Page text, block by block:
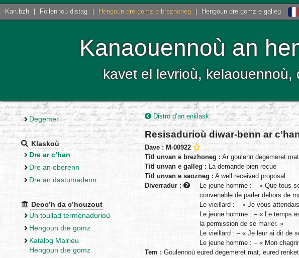
Kan.bzh Follennoù distag Hengoun dre gomz e brezhoneg Hengoun dre gomz e galleg
Kanaouennoù an
kavet el levrioù,
Degemer
Klaskoù
Dre ar c’han
Dre an oberenn
Dre an dastumadenn
Deoc’h da c’houzout
Un toullad termenadurioù
Hengoun dre gomz
Katalog Malrieu
Hengoun dre gomz
Distro d’an enklask
Resisadurioù diwar-benn ar
Dave : M-00922
Titl unvan e brezhoneg : Ar goulenn degemeret mat
Titl unvan e galleg : La demande bien reçue
Titl unvan e saozneg : A well received proposal
Diverradur :
Le jeune homme : – « Que tous
convenable de parler dehors de
Le vieillard : – « Je vous
Le jeune homme : – « Le temps
la permission de se marier. »
Le vieillard : – « Je leur ai dit de
Le jeune homme : – « Mon
Tem : Goulennoù eured degemeret mat, eured renket